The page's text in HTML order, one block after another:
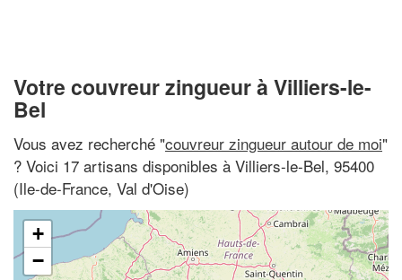
Votre couvreur zingueur à Villiers-le-
Bel
Vous avez recherché "couvreur zingueur autour de moi"
? Voici 17 artisans disponibles à Villiers-le-Bel, 95400
(Ile-de-France, Val d'Oise)
+
−